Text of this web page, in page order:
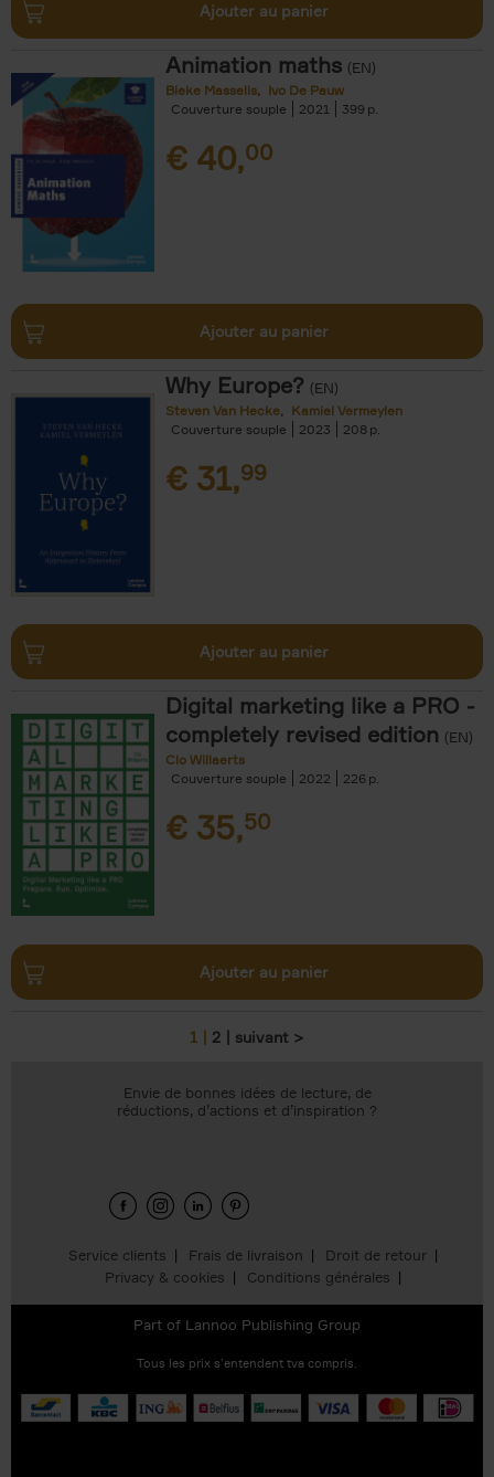
Ajouter au panier
Animation maths (EN)
Bieke Masselis
Ivo De Pauw
Couverture souple
2021 399
€ 40,00
Ajouter au panier
Why Europe? (EN)
Steven Van Hecke
Kamiel Vermeylen
Couverture souple
2023 208
€ 31,99
Ajouter au panier
Digital marketing like a PRO -
completely revised edition (EN)
Clo Willaerts
Couverture souple
2022 226
€ 35,50
Ajouter au panier
1 2 suivant >
Service clients Frais de livraison
Droit de retour
Privacy & cookies
Conditions générales
Envie de bonnes idées de lecture, de
réductions, d’actions et d’inspiration ?
Part of Lannoo Publishing Group
Tous les prix s’entendent tva compris.